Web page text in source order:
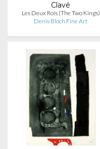
Clavé
Les Deux Rois (The Two Kings)
Denis Bloch Fine Art